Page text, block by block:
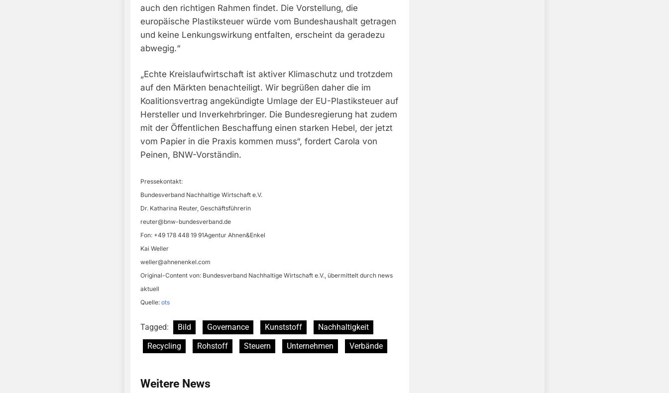
auch den richtigen Rahmen findet. Die Vorstellung, die
europäische Plastiksteuer würde vom Bundeshaushalt getragen
und keine Lenkungswirkung entfalten, erscheint da geradezu
abwegig.“
„Echte Kreislaufwirtschaft ist aktiver Klimaschutz und trotzdem
auf den Märkten benachteiligt. Wir begrüßen daher die im
Koalitionsvertrag angekündigte Umlage der EU-Plastiksteuer auf
Hersteller und Inverkehrbringer. Die Bundesregierung hat zudem
mit der Öffentlichen Beschaffung einen starken Hebel, der jetzt
vom Papier in die Praxis kommen muss“, fordert Carola von
Peinen, BNW-Vorständin.
Pressekontakt:
Bundesverband Nachhaltige Wirtschaft e.V.
Dr. Katharina Reuter, Geschäftsführerin
reuter@bnw-bundesverband.de
Fon: +49 178 448 19 91Agentur Ahnen&Enkel
Kai Weller
weller@ahnenenkel.com
Original-Content von: Bundesverband Nachhaltige Wirtschaft e.V., übermittelt durch news
aktuell
Quelle: ots
Tagged: Bild Governance Kunststoff
Nachhaltigkeit
Recycling
Rohstoff Steuern Unternehmen Verbände
Weitere News